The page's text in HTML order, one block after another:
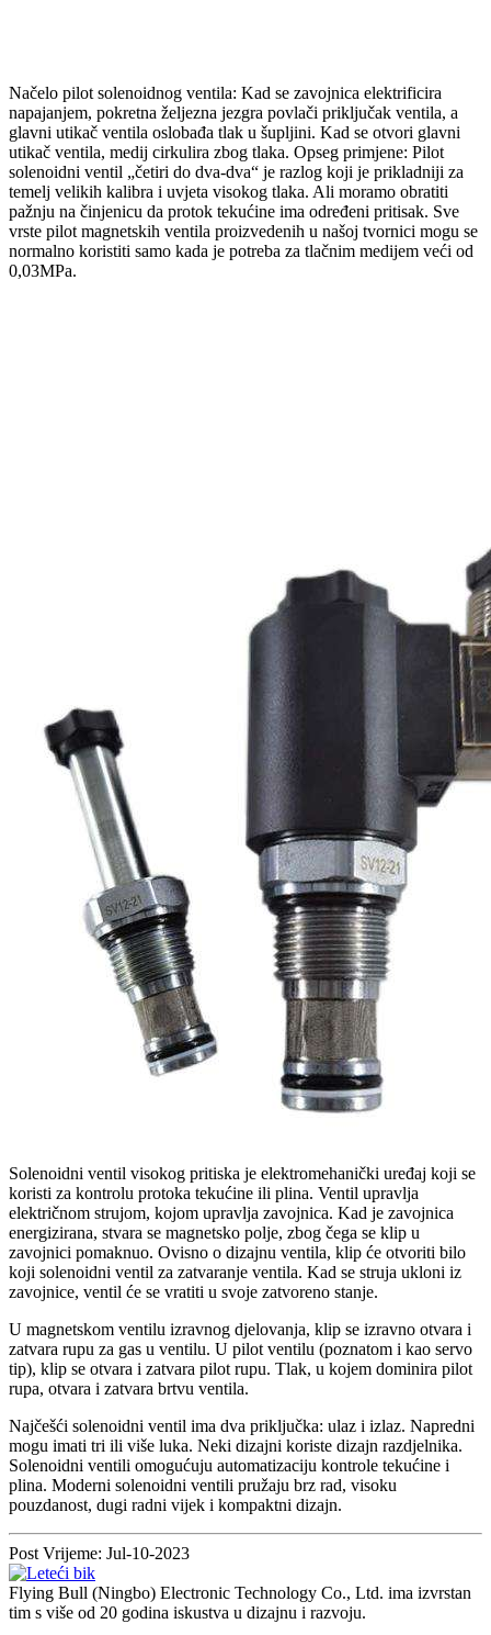
Načelo pilot solenoidnog ventila: Kad se zavojnica elektrificira
napajanjem, pokretna željezna jezgra povlači priključak ventila, a
glavni utikač ventila oslobađa tlak u šupljini. Kad se otvori glavni
utikač ventila, medij cirkulira zbog tlaka. Opseg primjene: Pilot
solenoidni ventil „četiri do dva-dva“ je razlog koji je prikladniji za
temelj velikih kalibra i uvjeta visokog tlaka. Ali moramo obratiti
pažnju na činjenicu da protok tekućine ima određeni pritisak. Sve
vrste pilot magnetskih ventila proizvedenih u našoj tvornici mogu se
normalno koristiti samo kada je potreba za tlačnim medijem veći od
0,03MPa.
Solenoidni ventil visokog pritiska je elektromehanički uređaj koji se
koristi za kontrolu protoka tekućine ili plina. Ventil upravlja
električnom strujom, kojom upravlja zavojnica. Kad je zavojnica
energizirana, stvara se magnetsko polje, zbog čega se klip u
zavojnici pomaknuo. Ovisno o dizajnu ventila, klip će otvoriti bilo
koji solenoidni ventil za zatvaranje ventila. Kad se struja ukloni iz
zavojnice, ventil će se vratiti u svoje zatvoreno stanje.
U magnetskom ventilu izravnog djelovanja, klip se izravno otvara i
zatvara rupu za gas u ventilu. U pilot ventilu (poznatom i kao servo
tip), klip se otvara i zatvara pilot rupu. Tlak, u kojem dominira pilot
rupa, otvara i zatvara brtvu ventila.
Najčešći solenoidni ventil ima dva priključka: ulaz i izlaz. Napredni
mogu imati tri ili više luka. Neki dizajni koriste dizajn razdjelnika.
Solenoidni ventili omogućuju automatizaciju kontrole tekućine i
plina. Moderni solenoidni ventili pružaju brz rad, visoku
pouzdanost, dugi radni vijek i kompaktni dizajn.
Post Vrijeme: Jul-10-2023
Flying Bull (Ningbo) Electronic Technology Co., Ltd. ima izvrstan
tim s više od 20 godina iskustva u dizajnu i razvoju.